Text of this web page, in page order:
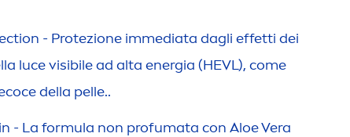
ion - Protezione immediata dagli effetti dei
luce visibile ad alta energia (HEVL), come
della pelle..
- La formula non profumata con Aloe Vera